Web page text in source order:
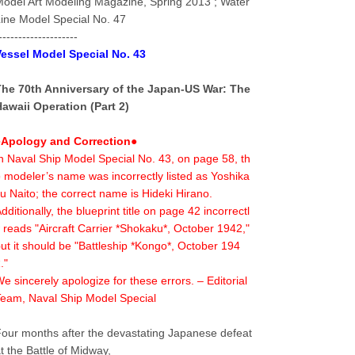
Model Special No. 47
Model Special No. 43
70th Anniversary of the Japan-US War: The
Operation (Part 2)
and Correction●
Naval Ship Model Special No. 43, on page 58, th
modeler’s name was incorrectly listed as Yoshika
Naito; the correct name is Hideki Hirano.
the blueprint title on page 42 incorrectl
reads "Aircraft Carrier *Shokaku*, October 1942,"
it should be "Battleship *Kongo*, October 194
sincerely apologize for these errors. – Editorial
Naval Ship Model Special
months after the devastating Japanese defeat
the Battle of Midway,